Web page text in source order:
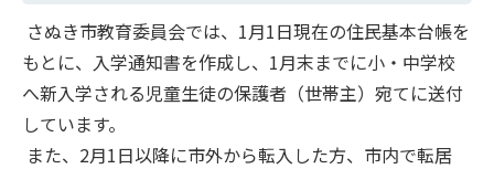
さぬき市教育委員会では、1月1日現在の住民基本台帳を
もとに、入学通知書を作成し、1月末までに小・中学校
へ新入学される児童生徒の保護者（世帯主）宛てに送付
しています。
また、2月1日以降に市外から転入した方、市内で転居